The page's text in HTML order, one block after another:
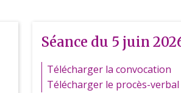
Séance du 5 juin
Télécharger la convocation
Télécharger le procès-verbal